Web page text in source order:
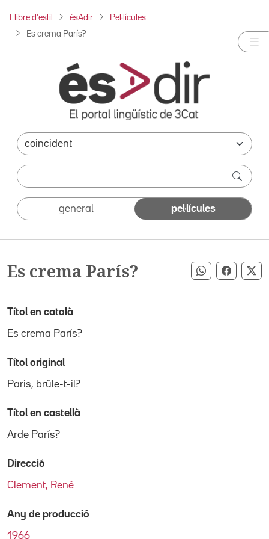
Llibre d'estil ésAdir Pel·lícules
Es crema París?
general pel·lícules
Es crema París? Compartir
Títol en català
Es crema París?
Títol original
Paris, brûle-t-il?
Títol en castellà
Arde París?
Direcció
Clement, René
Any de producció
1966